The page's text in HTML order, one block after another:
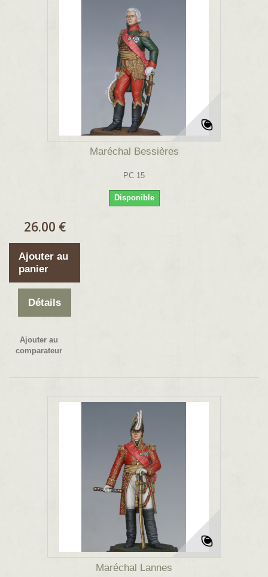
Maréchal Bessières
PC 15
Disponible
26.00 €
Ajouter au
panier
Détails
Ajouter au
comparateur
Maréchal Lannes